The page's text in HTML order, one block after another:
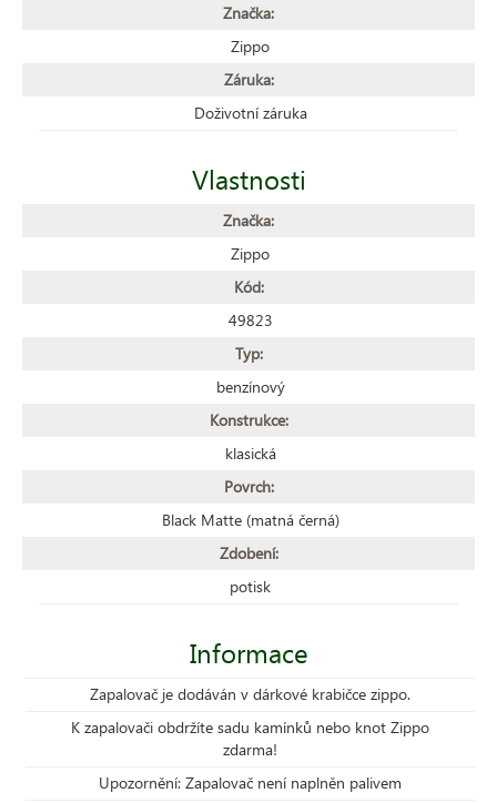
Značka:
Zippo
Záruka:
Doživotní záruka
Vlastnosti
Značka:
Zippo
Kód:
49823
Typ:
benzínový
Konstrukce:
klasická
Povrch:
Black Matte (matná černá)
Zdobení:
potisk
Informace
Zapalovač je dodáván v dárkové krabičce zippo.
K zapalovači obdržíte sadu kamínků nebo knot Zippo
zdarma!
Upozornění: Zapalovač není naplněn palivem